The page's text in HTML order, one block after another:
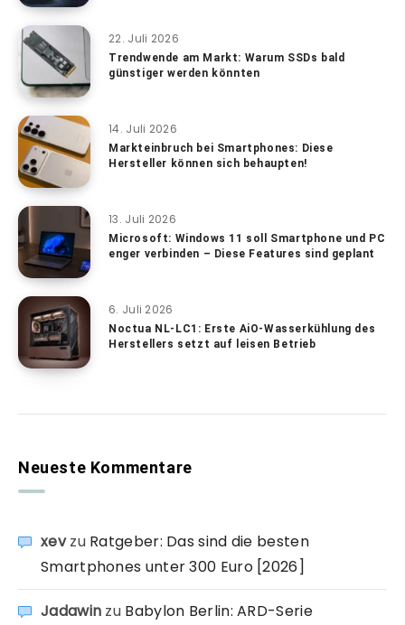
22. Juli 2026
Trendwende am Markt: Warum SSDs bald
günstiger werden könnten
14. Juli 2026
Markteinbruch bei Smartphones: Diese
Hersteller können sich behaupten!
13. Juli 2026
Microsoft: Windows 11 soll Smartphone und PC
enger verbinden – Diese Features sind geplant
6. Juli 2026
Noctua NL-LC1: Erste AiO-Wasserkühlung des
Herstellers setzt auf leisen Betrieb
Neueste Kommentare
xevzu Ratgeber: Das sind die besten
Smartphones unter 300 Euro [2026]
Jadawin zu Babylon Berlin: ARD-Serie